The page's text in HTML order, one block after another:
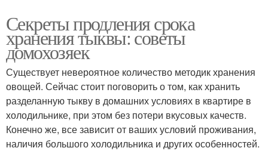
Секреты продления срока
хранения тыквы: советы
домохозяек
Существует невероятное количество методик хранения
овощей. Сейчас стоит поговорить о том, как хранить
разделанную тыкву в домашних условиях в квартире в
холодильнике, при этом без потери вкусовых качеств.
Конечно же, все зависит от ваших условий проживания,
наличия большого холодильника и других особенностей.